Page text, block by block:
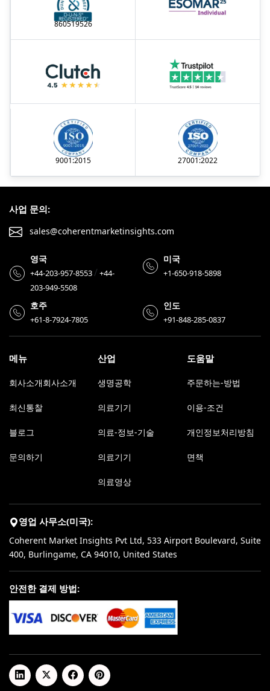
860519526
9001:2015 27001:2022
사업 문의:
sales@coherentmarketinsights.com
영국
+44-203-957-8553/+44-
203-949-5508
미국
+1-650-918-5898
호주
+61-8-7924-7805
인도
+91-848-285-0837
메뉴
회사소개회사소개
최신통찰
블로그
문의하기
산업
생명공학
의료기기
의료-정보-기술
의료기기
의료영상
도움말
주문하는-방법
이용-조건
개인정보처리방침
면책
영업 사무소(미국):
Coherent Market Insights Pvt Ltd, 533 Airport Boulevard, Suite
400, Burlingame, CA 94010, United States
안전한 결제 방법: